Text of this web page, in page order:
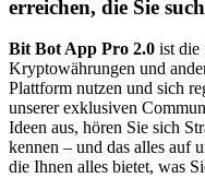
erreichen, die Sie
Bit Bot App Pro 2.0 ist die
Kryptowährungen und
Plattform nutzen und sich
unserer exklusiven
Ideen aus, hören Sie sich
kennen – und das alles auf
die Ihnen alles bietet, was